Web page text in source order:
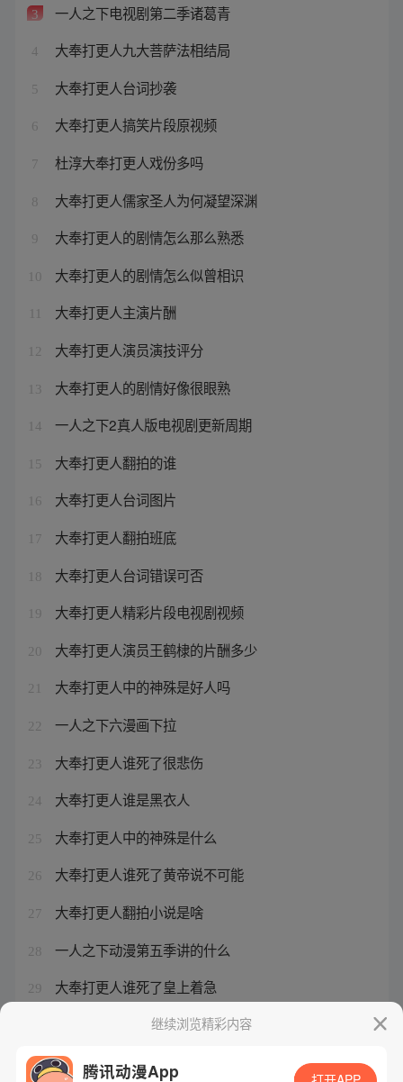
3 一人之下电视剧第二季诸葛青
4 大奉打更人九大菩萨法相结局
5 大奉打更人台词抄袭
6 大奉打更人搞笑片段原视频
7 杜淳大奉打更人戏份多吗
8 大奉打更人儒家圣人为何凝望深渊
9 大奉打更人的剧情怎么那么熟悉
10 大奉打更人的剧情怎么似曾相识
大奉打更人主演片酬
12 大奉打更人演员演技评分
13 大奉打更人的剧情好像很眼熟
14 一人之下2真人版电视剧更新周期
15 大奉打更人翻拍的谁
16 大奉打更人台词图片
17 大奉打更人翻拍班底
18 大奉打更人台词错误可否
19 大奉打更人精彩片段电视剧视频
20 大奉打更人演员王鹤棣的片酬多少
21 大奉打更人中的神殊是好人吗
22 一人之下六漫画下拉
23 大奉打更人谁死了很悲伤
24 大奉打更人谁是黑衣人
25 大奉打更人中的神殊是什么
26 大奉打更人谁死了黄帝说不可能
27 大奉打更人翻拍小说是啥
28 一人之下动漫第五季讲的什么
29 大奉打更人谁死了皇上着急
继续浏览精彩内容
腾讯动漫App